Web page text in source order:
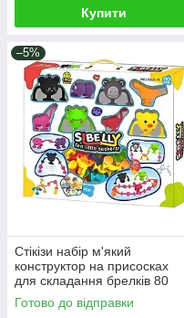
Купити
–5%
Стікізи набір м'який
конструктор на присосках
для складання брелків 80
деталей підвісні фігурки
іграшки звірятка
Готово до відправки